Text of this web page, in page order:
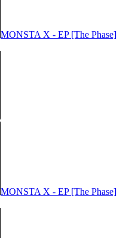
MONSTA X - EP [The Phase]
MONSTA X - EP [The Phase]